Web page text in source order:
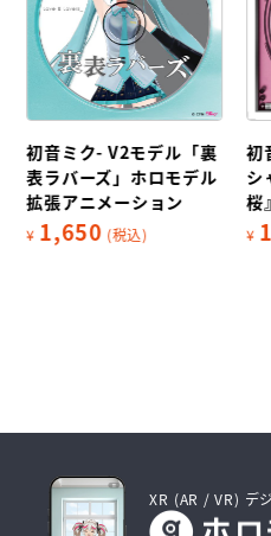
初音ミク- V2モデル「裏
表ラバーズ」ホロモデル
拡張アニメーション
¥ 1,650 (税込)
初
シ
桜』
¥
XR (AR / VR) デ